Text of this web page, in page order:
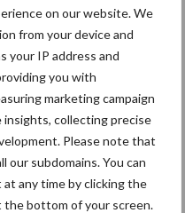
on our website. We
from your device and
your IP address and
you with
marketing campaign
insights, collecting precise
Please note that
our subdomains. You can
any time by clicking the
the bottom of your screen.
een vaak
risicofactor
ziet volume en
groeien in